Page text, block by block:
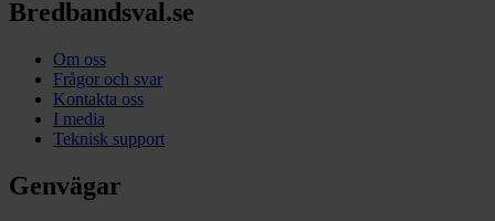
Bredbandsval.se
Om oss
Frågor och svar
Kontakta oss
I media
Teknisk support
Genvägar